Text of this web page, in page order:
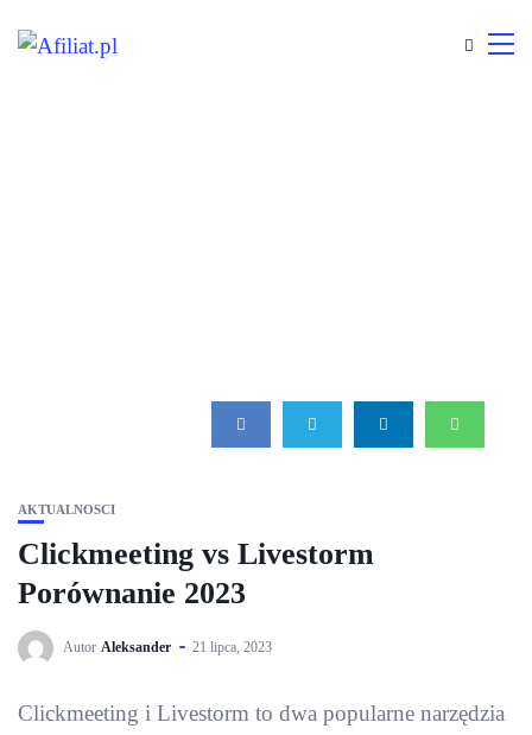
AKTUALNOŚCI
Clickmeeting vs Livestorm
Porównanie 2023
Autor Aleksander 21 lipca, 2023
Clickmeeting i Livestorm to dwa popularne narzędzia